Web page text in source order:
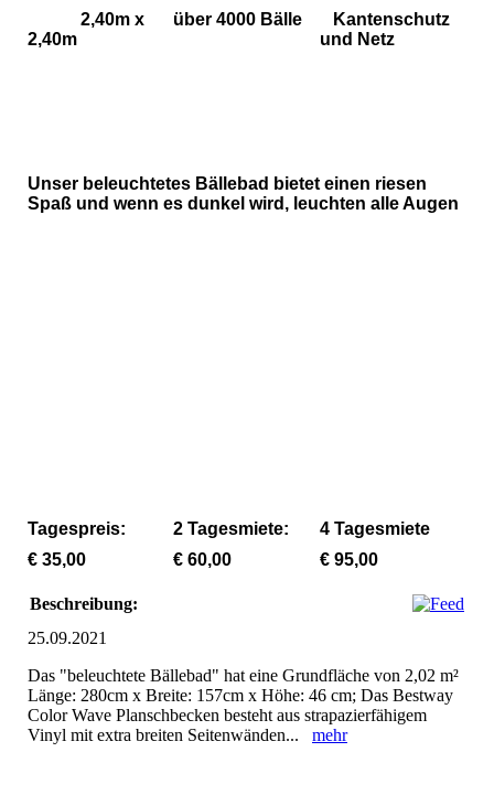
2,40m x
2,40m
über 4000 Bälle
Kantenschutz
und Netz
Unser beleuchtetes Bällebad bietet einen riesen
Spaß und wenn es dunkel wird, leuchten alle Augen
Tagespreis: 2 Tagesmiete:
4 Tagesmiete
€ 35,00
€ 60,00 € 95,00
Beschreibung:
25.09.2021
Das "beleuchtete Bällebad" hat eine Grundfläche von 2,02 m²
Länge: 280cm x Breite: 157cm x Höhe: 46 cm; Das Bestway
Color Wave Planschbecken besteht aus strapazierfähigem
Vinyl mit extra breiten Seitenwänden... mehr